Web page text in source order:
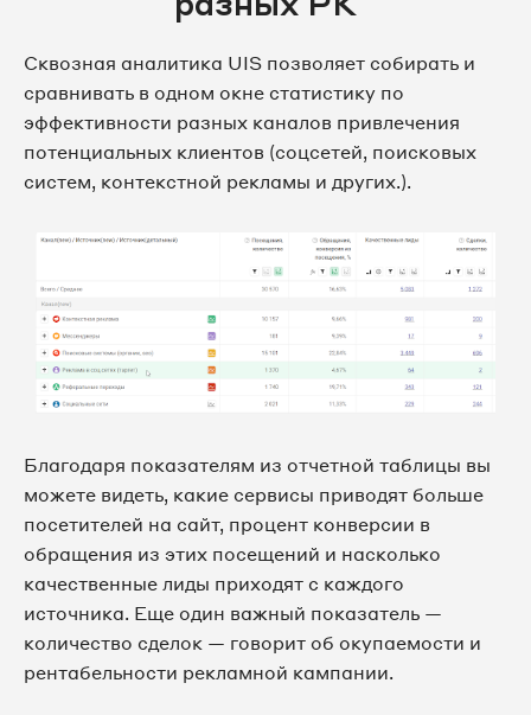
Сквозная аналитика UIS позволяет собирать и
сравнивать в одном окне статистику по
эффективности разных каналов привлечения
потенциальных клиентов (соцсетей, поисковых
систем, контекстной рекламы и других.).
Благодаря показателям из отчетной таблицы вы
можете видеть, какие сервисы приводят больше
посетителей на сайт, процент конверсии в
обращения из этих посещений и насколько
качественные лиды приходят с каждого
источника. Еще один важный показатель —
количество сделок — говорит об окупаемости и
рентабельности рекламной кампании.